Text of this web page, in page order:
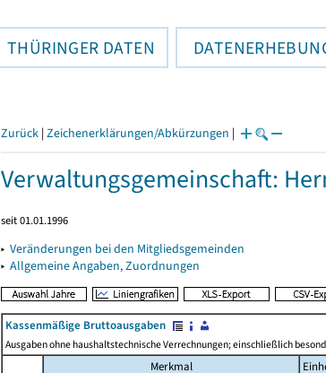
THÜRINGER DATEN
Zurück | Zeichenerklärungen/Abkürzungen |
Verwaltungsgemeinschaft:
seit 01.01.1996
▸ Veränderungen bei den Mitgliedsgemeinden
▸ Allgemeine Angaben, Zuordnungen
Kassenmäßige Bruttoausgaben
Ausgaben ohne haushaltstechnische Verrechnungen; einschließlich
Merkmal